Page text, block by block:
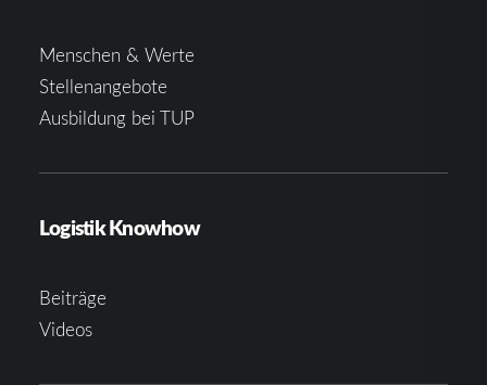
Menschen & Werte
Stellenangebote
Ausbildung bei TUP
Logistik Knowhow
Beiträge
Videos